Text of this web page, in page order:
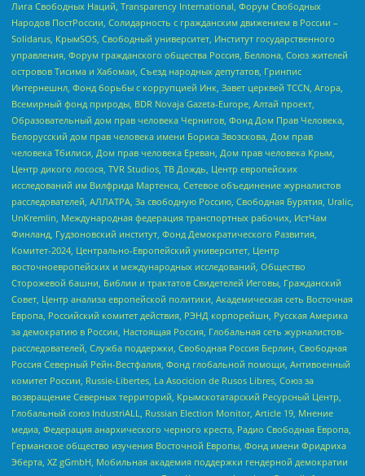
Лига Свободных Наций, Transparеncy International, Форум Свободных
Народов ПостРоссии, Солидарность с гражданским движением в России –
Solidarus, КрымSOS, Свободный университет, Институт государственного
управления, Форум гражданского общества Россия, Беллона, Союз жителей
островов Тисима и Хабомаи, Съезд народных депутатов, Гринпис
Интернешнл, Фонд борьбы с коррупцией Инк, Завет церквей TCCN, Агора,
Всемирный фонд природы, BDR Novaja Gazeta-Europe, Алтай проект,
Образовательный дом прав человека Чернигов, Фонд Дом Прав Человека,
Белорусский дом прав человека имени Бориса Звозскова, Дом прав
человека Тбилиси, Дом прав человека Ереван, Дом прав человека Крым,
Центр дикого лосося, TVR Studios, ТВ Дождь, Центр европейских
исследований им Вилфрида Мартенса, Сетевое объединение журналистов
расследователей, АЛЛАТРА, За свободную Россию, Свободная Бурятия, Uralic,
UnKremlin, Международная федерация транспортных рабочих, ИстЧам
Финланд, Гудзоновский институт, Фонд Демократического Развития,
Комитет-2024, Центрально-Европейский университет, Центр
восточноевропейских и международных исследований, Общество
Сторожевой башни, Библии и трактатов Свидетелей Иеговы, Гражданский
Совет, Центр анализа европейской политики, Академическая сеть Восточная
Европа, Российский комитет действия, РЭНД корпорейшн, Русская Америка
за демократию в России, Настоящая Россия, Глобальная сеть журналистов-
расследователей, Служба поддержки, Свободная Россия Берлин, Свободная
Россия Северный Рейн-Вестфалия, Фонд глобальной помощи, Антивоенный
комитет России, Russie-Libertes, La Asocicion de Rusos Libres, Союз за
возвращение Северных территорий, Крымскотатарский Ресурсный Центр,
Глобальный союз IndustriALL, Russian Election Monitor, Article 19, Мнение
медиа, Федерация анархического черного креста, Радио Свободная Европа,
Германское общество изучения Восточной Европы, Фонд имени Фридриха
Эберта, XZ gGmbH, Мобильная академия поддержки гендерной демократии